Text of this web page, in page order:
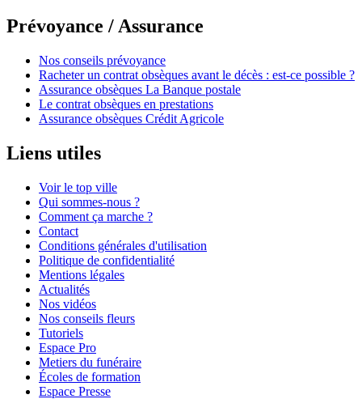
Prévoyance / Assurance
Nos conseils prévoyance
Racheter un contrat obsèques avant le décès : est-ce possible ?
Assurance obsèques La Banque postale
Le contrat obsèques en prestations
Assurance obsèques Crédit Agricole
Liens utiles
Voir le top ville
Qui sommes-nous ?
Comment ça marche ?
Contact
Conditions générales d'utilisation
Politique de confidentialité
Mentions légales
Actualités
Nos vidéos
Nos conseils fleurs
Tutoriels
Espace Pro
Metiers du funéraire
Écoles de formation
Espace Presse